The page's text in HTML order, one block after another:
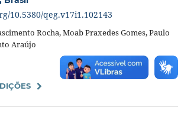
10.5380/qeg.v17i1.102143
Rocha, Moab Praxedes Gomes, Paulo
Araújo